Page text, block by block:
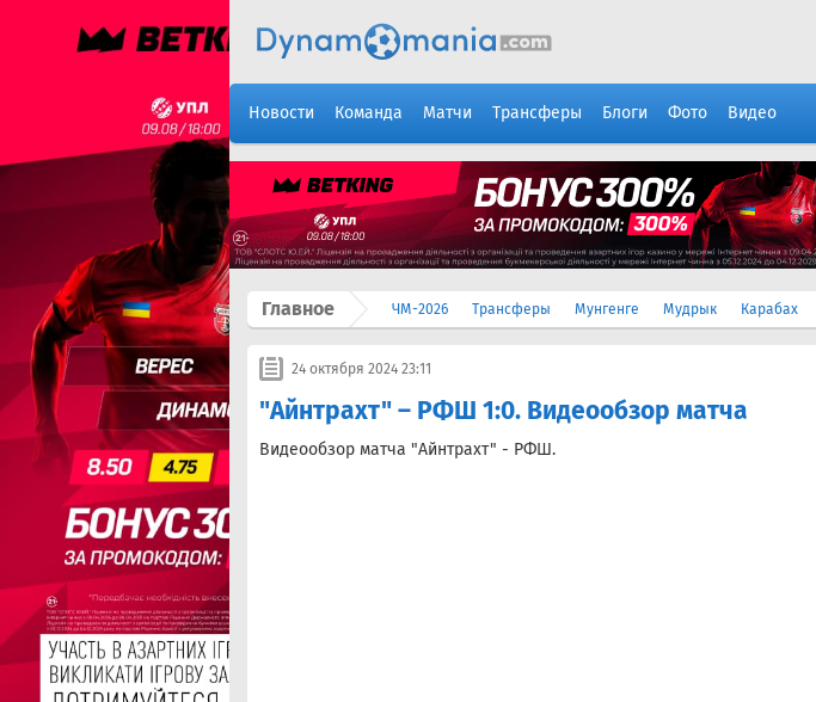
Новости Команда Матчи Трансферы Блоги Фото Видео
Главное ЧМ-2026 Трансферы Мунгенге Мудрык Карабах
24 октября 2024 23:11
"Айнтрахт" – РФШ 1:0. Видеообзор матча
Видеообзор матча "Айнтрахт" - РФШ.